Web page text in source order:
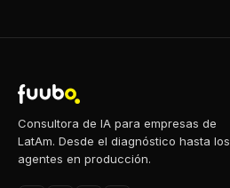
Consultora de IA para empresas de
LatAm. Desde el diagnóstico hasta los
agentes en producción.